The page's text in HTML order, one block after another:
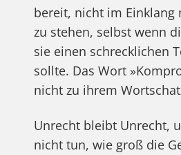
bereit, nicht im Einklang
zu stehen, selbst wenn
sie einen schrecklichen
sollte. Das Wort
nicht zu ihrem
Unrecht bleibt Unrecht,
nicht tun, wie groß die